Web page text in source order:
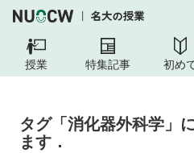
授業 特集記事 初め
タグ「消化器外科学」
ます．